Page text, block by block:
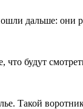
дальше: они
будут
Такой